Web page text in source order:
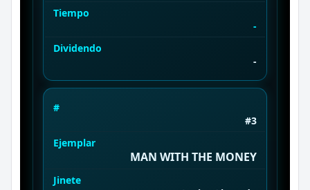
Tiempo
-
Dividendo
-
#
#3
Ejemplar
MAN WITH THE MONEY
Jinete